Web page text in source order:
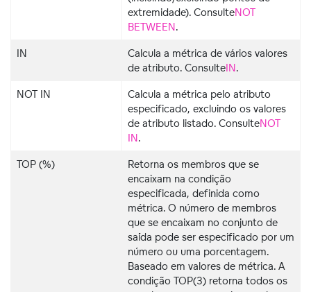
extremidade). ConsulteNOT
BETWEEN.
IN
Calcula a métrica de vários valores
de atributo. ConsulteIN.
NOT IN
Calcula a métrica pelo atributo
especificado, excluindo os valores
de atributo listado. ConsulteNOT
IN.
TOP (%)
Retorna os membros que se
encaixam na condição
especificada, definida como
métrica. O número de membros
que se encaixam no conjunto de
saída pode ser especificado por um
número ou uma porcentagem.
Baseado em valores de métrica. A
condição TOP(3) retorna todos os